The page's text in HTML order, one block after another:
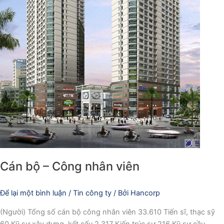
Cán bộ – Công nhân viên
Để lại một bình luận / Tin công ty / Bởi Hancorp
(Người) Tổng số cán bộ công nhân viên 33.610 Tiến sĩ, thạc sỹ